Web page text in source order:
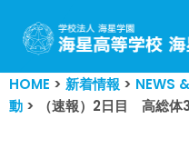
コ
ン
テ
ン
HOME > 新着情報 > NEWS
動 > （速報）2日目 高総